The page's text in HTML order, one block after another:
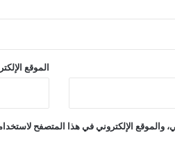
الموقع
والموقع الإلكتروني في هذا المتصفح